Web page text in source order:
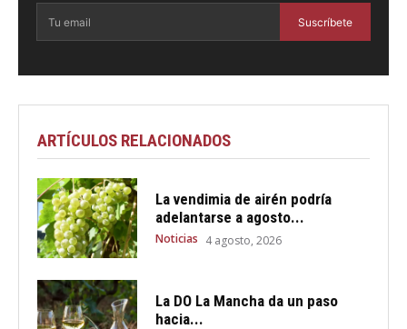
Suscríbete
ARTÍCULOS RELACIONADOS
La vendimia de airén podría
adelantarse a agosto...
Noticias 4 agosto, 2026
La DO La Mancha da un paso
hacia...